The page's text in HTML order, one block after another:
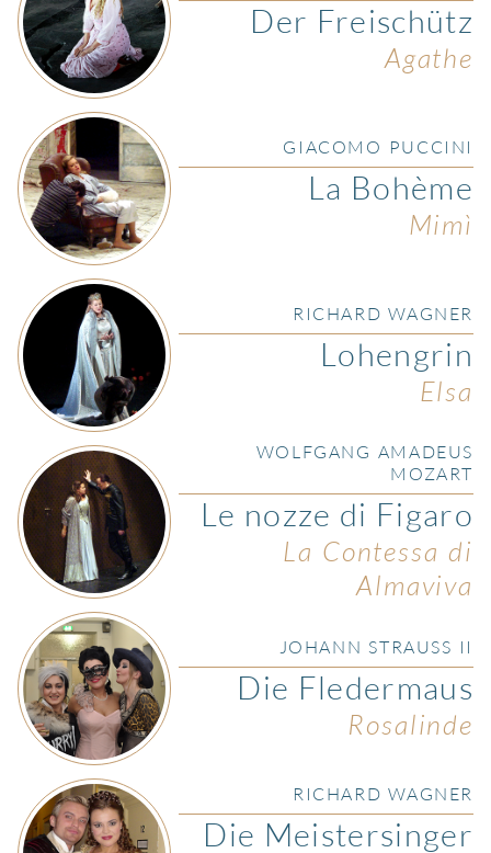
Der Freischütz
Agathe
GIACOMO PUCCINI
La Bohème
Mimì
RICHARD WAGNER
Lohengrin
Elsa
WOLFGANG AMADEUS
MOZART
Le nozze di Figaro
La Contessa di
Almaviva
JOHANN STRAUSS II
Die Fledermaus
Rosalinde
RICHARD WAGNER
Die Meistersinger